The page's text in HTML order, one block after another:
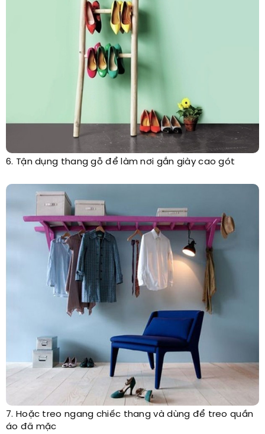
6. Tận dụng thang gỗ để làm nơi gắn giày cao gót
7. Hoặc treo ngang chiếc thang và dùng để treo quần
áo đã mặc